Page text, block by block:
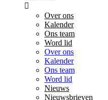
Over ons
Kalender
Ons team
Word lid
Over ons
Kalender
Ons team
Word lid
Nieuws
Nieuwsbrieven